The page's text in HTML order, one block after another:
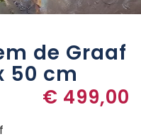
de Graaf
50 cm
€ 499,00